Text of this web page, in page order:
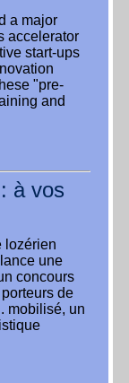
a major
accelerator
start-ups
"pre-
and
à vos
lozérien
une
concours
de
mobilisé, un